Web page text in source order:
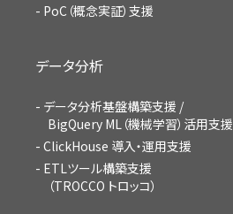
PoC（概念実証）支援
データ分析
データ分析基盤構築支援 /
BigQuery ML（機械学習）活用支援
ClickHouse 導入・運用支援
ETLツール構築支援
（TROCCO トロッコ）